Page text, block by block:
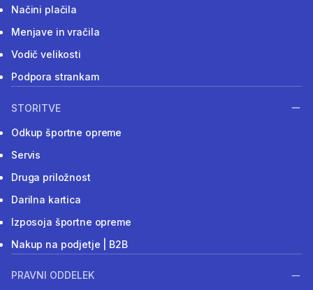
Načini plačila
Menjave in vračila
Vodič velikosti
Podpora strankam
STORITVE
Odkup športne opreme
Servis
Druga priložnost
Darilna kartica
Izposoja športne opreme
Nakup na podjetje | B2B
PRAVNI ODDELEK